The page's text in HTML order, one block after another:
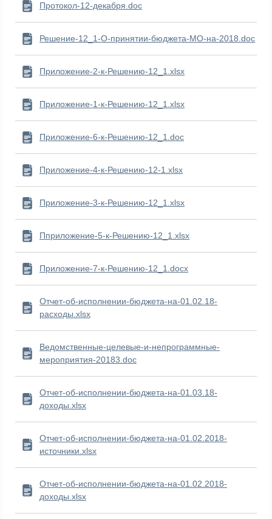
Протокол-12-декабря.doc
Решение-12_1-О-принятии-бюджета-МО-на-2018.doc
Приложение-2-к-Решению-12_1.xlsx
Приложение-1-к-Решению-12_1.xlsx
Приложение-6-к-Решению-12_1.doc
Приложение-4-к-Решению-12-1.xlsx
Приложение-3-к-Решению-12_1.xlsx
Пприложение-5-к-Решению-12_1.xlsx
Приложение-7-к-Решению-12_1.docx
Отчет-об-исполнении-бюджета-на-01.02.18-
расходы.xlsx
Ведомственные-целевые-и-непрограммные-
мероприятия-20183.doc
Отчет-об-исполнении-бюджета-на-01.03.18-
доходы.xlsx
Отчет-об-исполнении-бюджета-на-01.02.2018-
источники.xlsx
Отчет-об-исполнении-бюджета-на-01.02.2018-
доходы.xlsx